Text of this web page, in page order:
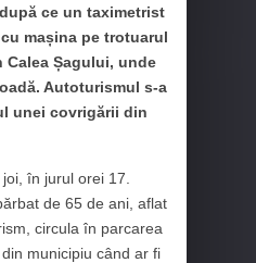
ce un taximetrist
mașina pe trotuarul
Șagului, unde
Autoturismul s-a
unei covrigării din
în jurul orei 17.
de 65 de ani, aflat
circula în parcarea
municipiu când ar fi